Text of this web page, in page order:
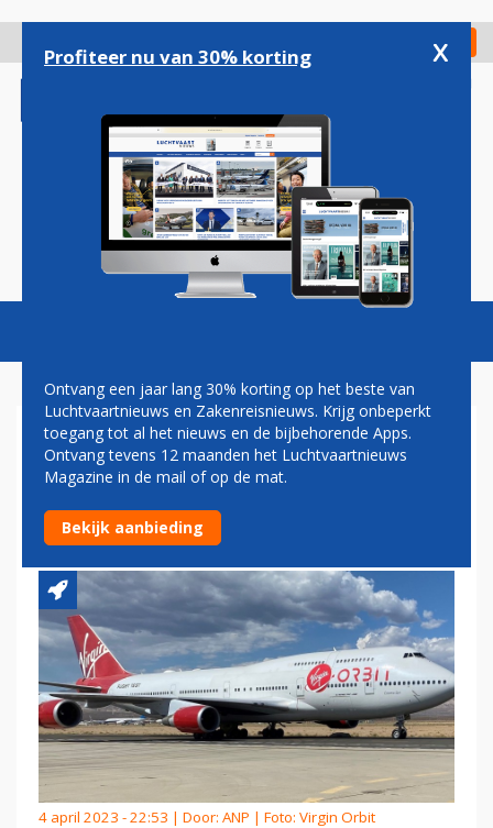
gaan
Check in
Magazine Podcasts Vacatures
VIRGIN ORBIT HARD OMLAAG
OP WALL STREET NA
FAILLISSEMENTSAANVRAAG
4 april 2023 - 22:53 | Door: ANP | Foto: Virgin Orbit
Profiteer nu van 30% korting x
Ontvang een jaar lang 30% korting op het beste van
Luchtvaartnieuws en Zakenreisnieuws. Krijg onbeperkt
toegang tot al het nieuws en de bijbehorende Apps.
Ontvang tevens 12 maanden het Luchtvaartnieuws
Magazine in de mail of op de mat.
Bekijk aanbieding